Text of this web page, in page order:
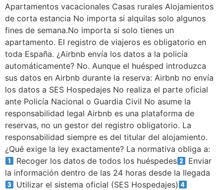
Apartamentos vacacionales Casas rurales Alojamientos
de corta estancia No importa si alquilas solo algunos
fines de semana.No importa si solo tienes un
apartamento. El registro de viajeros es obligatorio en
toda España. ¿Airbnb envía los datos a la policía
automáticamente? No. Aunque el huésped introduzca
sus datos en Airbnb durante la reserva: Airbnb no envía
los datos a SES Hospedajes No realiza el parte oficial
ante Policía Nacional o Guardia Civil No asume la
responsabilidad legal Airbnb es una plataforma de
reservas, no un gestor del registro obligatorio. La
responsabilidad siempre es del titular del alojamiento.
¿Qué exige la ley exactamente? La normativa obliga a:
Recoger los datos de todos los huéspedes
Enviar
la información dentro de las 24 horas desde la llegada
Utilizar el sistema oficial (SES Hospedajes)